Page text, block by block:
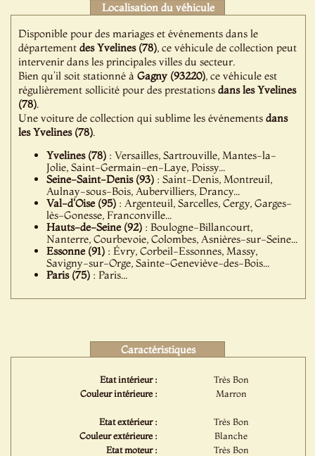
Localisation du véhicule
Disponible pour des mariages et événements dans le
départementdes Yvelines (78), ce véhicule de collection peut
intervenir dans les principales villes du secteur.
Bien qu’il soit stationné àGagny (93220), ce véhicule est
régulièrement sollicité pour des prestationsdans les Yvelines
(78).
Une voiture de collection qui sublime les événementsdans
les Yvelines (78).
Yvelines (78) : Versailles, Sartrouville, Mantes-la-
Jolie, Saint-Germain-en-Laye, Poissy...
Seine-Saint-Denis (93) : Saint-Denis, Montreuil,
Aulnay-sous-Bois, Aubervilliers, Drancy...
Val-d'Oise (95) : Argenteuil, Sarcelles, Cergy, Garges-
lès-Gonesse, Franconville...
Hauts-de-Seine (92) : Boulogne-Billancourt,
Nanterre, Courbevoie, Colombes, Asnières-sur-Seine...
Essonne (91) : Évry, Corbeil-Essonnes, Massy,
Savigny-sur-Orge, Sainte-Geneviève-des-Bois...
Paris (75) : Paris...
Caractéristiques
Etat intérieur :
Très Bon
Couleur intérieure :
Marron
Etat extérieur :
Très Bon
Couleur extérieure :
Blanche
Etat moteur :
Très Bon